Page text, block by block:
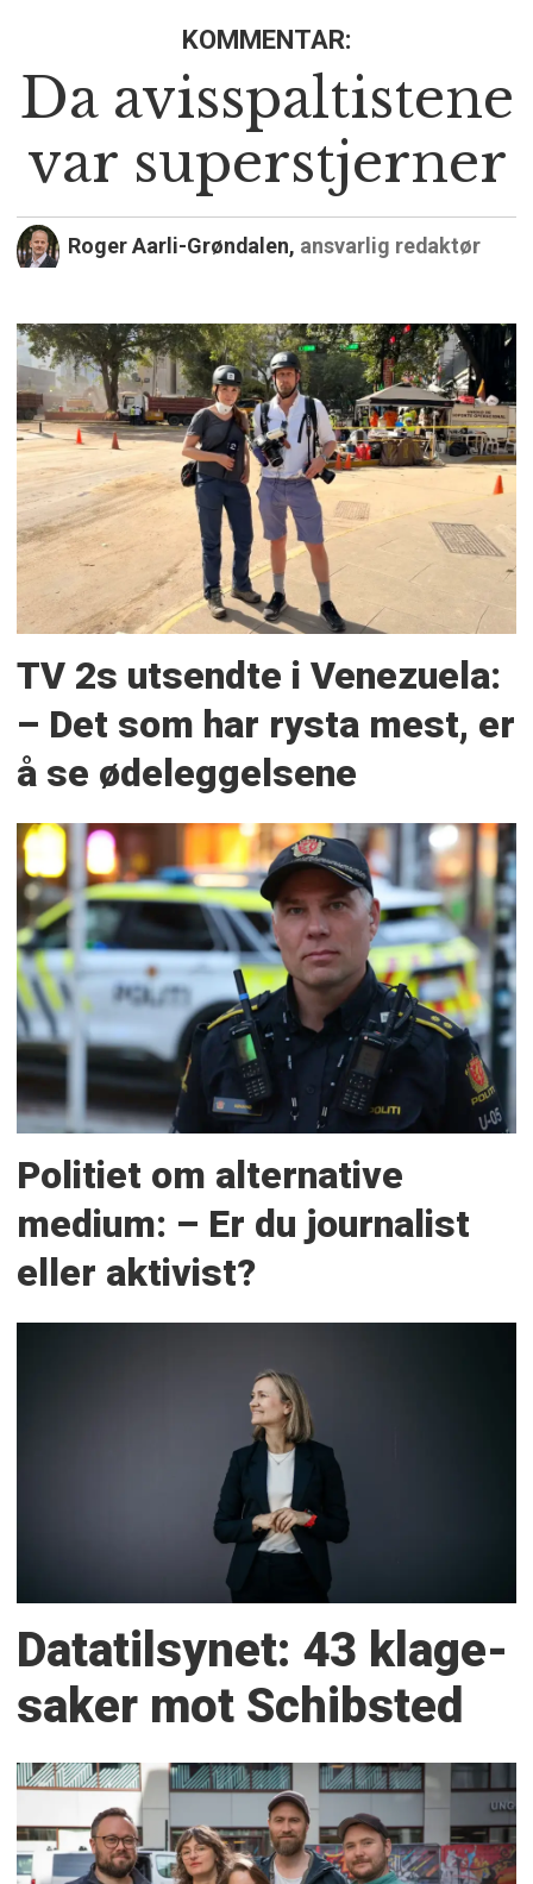
KOMMENTAR:
Da avisspaltistene
var superstjerner
Roger Aarli-Grøndalen, ansvarlig redaktør
TV 2s utsendte i Venezuela:
– Det som har rysta mest, er
å se ødeleggelsene
Politiet om alternative
medium: – Er du journalist
eller aktivist?
Datatilsynet: 43 klage­
saker mot Schibsted